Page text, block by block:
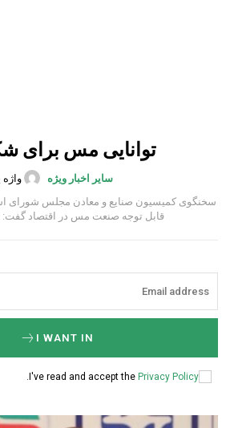
توانایی مس برای
سایر اخبار ویژه واژه
سخنگوی کمیسیون صنایع و معادن مجلس شورای
قابل توجه صنعت مس در اقتصاد گفت:
I WANT IN
I've read and accept the Privacy Policy
.